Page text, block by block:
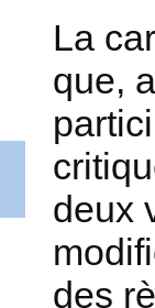
La
que,
deux
des